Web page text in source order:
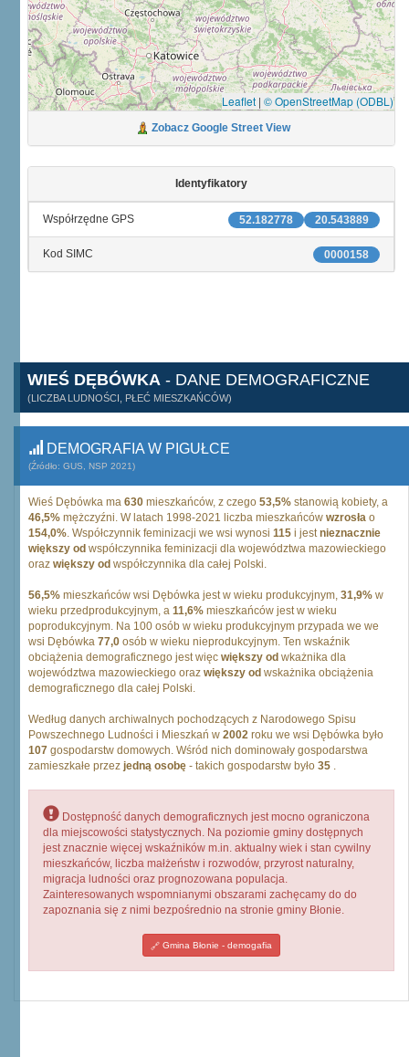
Leaflet | © OpenStreetMap (ODBL)
Zobacz Google Street View
Identyfikatory
20.543889
52.182778
Współrzędne GPS
0000158
Kod SIMC
WIEŚ DĘBÓWKA - DANE DEMOGRAFICZNE
(LICZBA LUDNOŚCI, PŁEĆ MIESZKAŃCÓW)
DEMOGRAFIA W PIGUŁCE
(Źródło: GUS, NSP 2021)
Wieś Dębówka ma 630 mieszkańców, z czego 53,5% stanowią kobiety, a
46,5% mężczyźni. W latach 1998-2021 liczba mieszkańców wzrosła o
154,0%. Współczynnik feminizacji we wsi wynosi 115 i jestnieznacznie
większy od współczynnika feminizacji dla województwa mazowieckiego
oraz większy od współczynnika dla całej Polski.
56,5% mieszkańców wsi Dębówka jest w wieku produkcyjnym, 31,9% w
wieku przedprodukcyjnym, a 11,6% mieszkańców jest w wieku
poprodukcyjnym. Na 100 osób w wieku produkcyjnym przypada we we
wsi Dębówka 77,0 osób w wieku nieprodukcyjnym. Ten wskaźnik
obciążenia demograficznego jest więc większy od wkażnika dla
województwa mazowieckiego oraz większy od wskażnika obciążenia
demograficznego dla całej Polski.
Według danych archiwalnych pochodzących z Narodowego Spisu
Powszechnego Ludności i Mieszkań w 2002 roku we wsi Dębówka było
107 gospodarstw domowych. Wśród nich dominowały gospodarstwa
zamieszkałe przez jedną osobę - takich gospodarstw było 35 .
Dostępność danych demograficznych jest mocno ograniczona
dla miejscowości statystycznych. Na poziomie gminy dostępnych
jest znacznie więcej wskaźników m.in. aktualny wiek i stan cywilny
mieszkańców, liczba małżeństw i rozwodów, przyrost naturalny,
migracja ludności oraz prognozowana populacja.
Zainteresowanych wspomnianymi obszarami zachęcamy do do
zapoznania się z nimi bezpośrednio na stronie gminy Błonie.
Gmina Błonie - demogafia